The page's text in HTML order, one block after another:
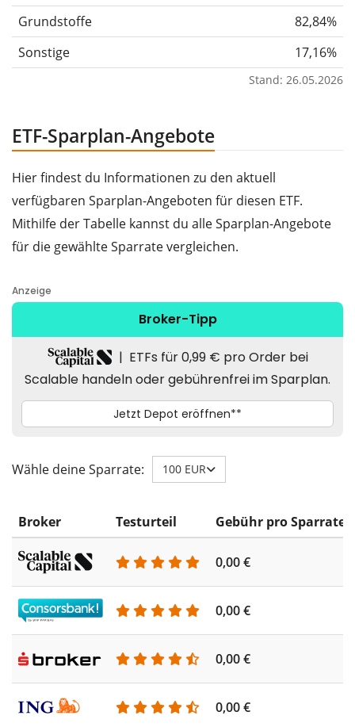
Grundstoffe
82,84%
Sonstige
17,16%
Stand: 26.05.2026
ETF-Sparplan-Angebote
Hier findest du Informationen zu den aktuell
verfügbaren Sparplan-Angeboten für diesen ETF.
Mithilfe der Tabelle kannst du alle Sparplan-Angebote
für die gewählte Sparrate vergleichen.
Wähle deine Sparrate: 100 EUR
Broker Testurteil Gebühr pro Sparrate
0,00 €
0,00 €
0,00 €
0,00 €